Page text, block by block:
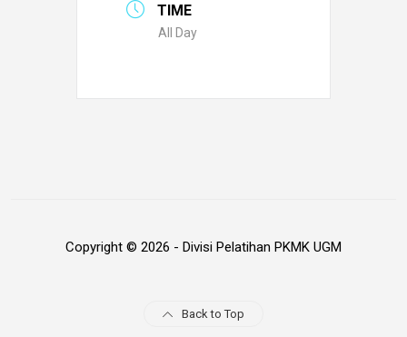
TIME
All Day
Copyright © 2026 - Divisi Pelatihan PKMK UGM
Back to Top